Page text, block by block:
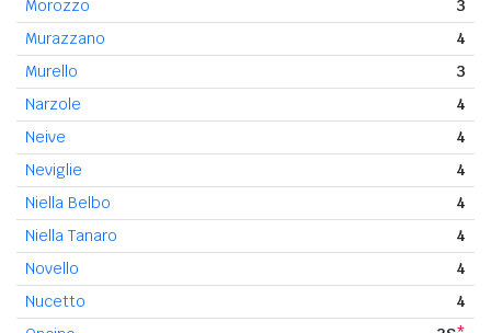
Morozzo
3
Murazzano
4
Murello
3
Narzole
4
Neive
4
Neviglie
4
Niella Belbo
4
Niella Tanaro
4
Novello
4
Nucetto
4